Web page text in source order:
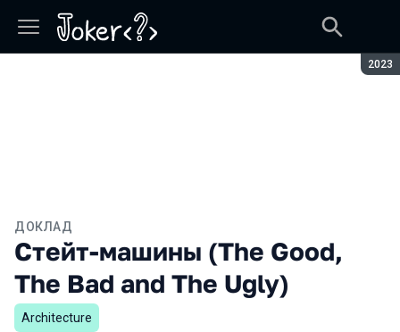
2023
ДОКЛАД
Стейт-машины (The Good,
The Bad and The Ugly)
Architecture